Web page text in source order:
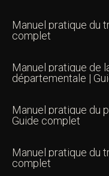
Manuel pratique du
complet
Manuel pratique de
départementale |
Manuel pratique du
Guide complet
Manuel pratique du
complet